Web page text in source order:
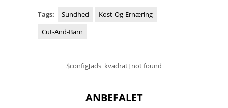
Tags: Sundhed
Kost-Og-Ernæring
Cut-And-Barn
$config[ads_kvadrat] not found
ANBEFALET